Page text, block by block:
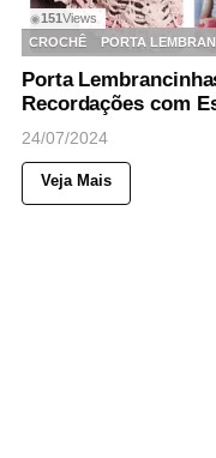
◉151Views
CROCHÊ
PORTA
Porta
Recordações com
24/07/2024
Veja Mais